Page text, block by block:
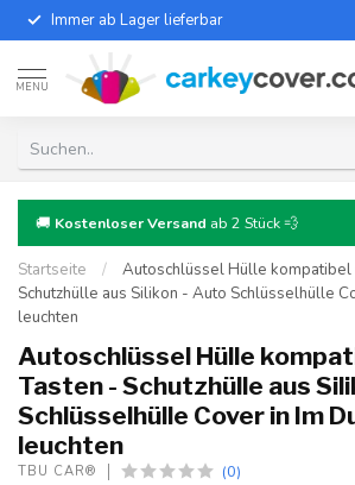
Immer ab Lager lieferbar
MENU
🚚 Kostenloser Versand ab 2 Stück 💨
Startseite /
Autoschlüssel Hülle kompatibel
Schutzhülle aus Silikon - Auto Schlüsselhülle
leuchten
Autoschlüssel Hülle
Tasten - Schutzhülle aus
Schlüsselhülle Cover in Im
leuchten
TBU CAR® (0)